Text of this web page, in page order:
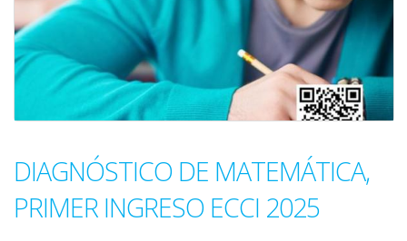
DIAGNÓSTICO DE MATEMÁTICA,
PRIMER INGRESO ECCI 2025